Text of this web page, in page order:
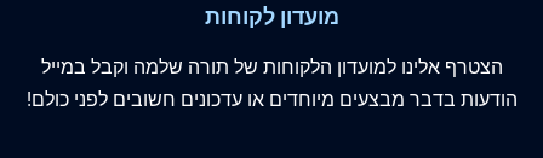
מועדון לקוחות
הצטרף אלינו למועדון הלקוחות של תורה שלמה וקבל במייל
הודעות בדבר מבצעים מיוחדים או עדכונים חשובים לפני כולם!